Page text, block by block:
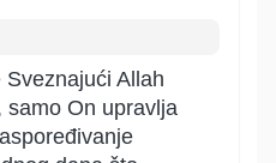
Allah
samo On upravlja